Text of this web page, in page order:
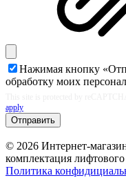
Нажимая кнопку
обработку моих
apply
Отправить
© 2026 Интернет-
комплектация
Политика